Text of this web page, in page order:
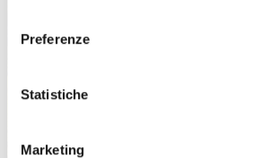
Preferenze
Statistiche
Marketing
Il pinerolese è un territorio da sempre vicino alla